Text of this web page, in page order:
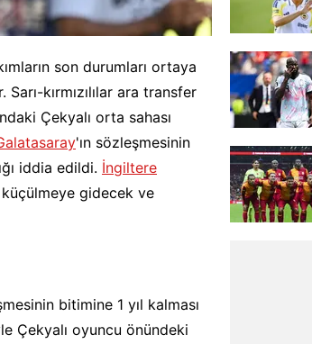
son durumları ortaya
kırmızılılar ara transfer
Çekyalı orta sahası
'ın sözleşmesinin
iddia edildi. İngiltere
gidecek ve
bitimine 1 yıl kalması
Çekyalı oyuncu önündeki